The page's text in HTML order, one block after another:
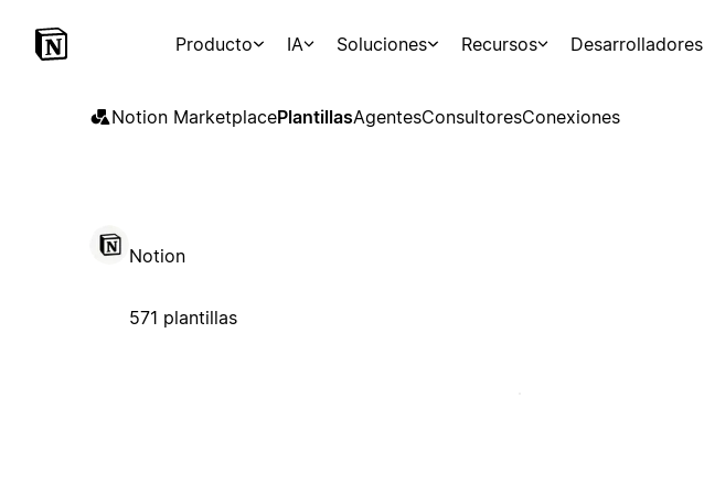
Producto IA Soluciones Recursos Desarrolladores
Notion MarketplacePlantillasAgentesConsultoresConexiones
Notion
571 plantillas